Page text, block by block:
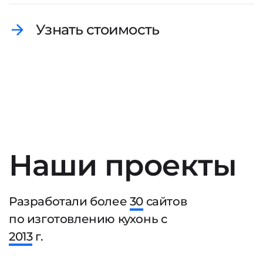
Узнать стоимость
Наши проекты
Разработали более 30 сайтов
по изготовлению кухонь с
2013г.